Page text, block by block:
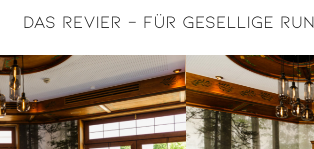
Das Revier - Für gesellige